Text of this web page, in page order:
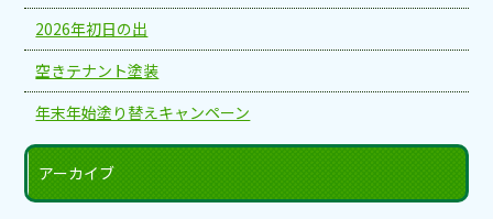
2026年初日の出
空きテナント塗装
年末年始塗り替えキャンペーン
アーカイブ